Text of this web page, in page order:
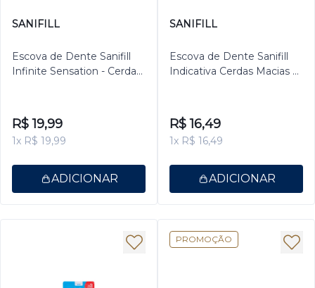
SANIFILL
Escova de Dente Sanifill
Infinite Sensation - Cerdas
R$ 19,99
1x R$ 19,99
ADICIONAR
SANIFILL
Escova de Dente Sanifill
Indicativa Cerdas Macias 2
R$ 16,49
1x R$ 16,49
ADICIONAR
PROMOÇÃO